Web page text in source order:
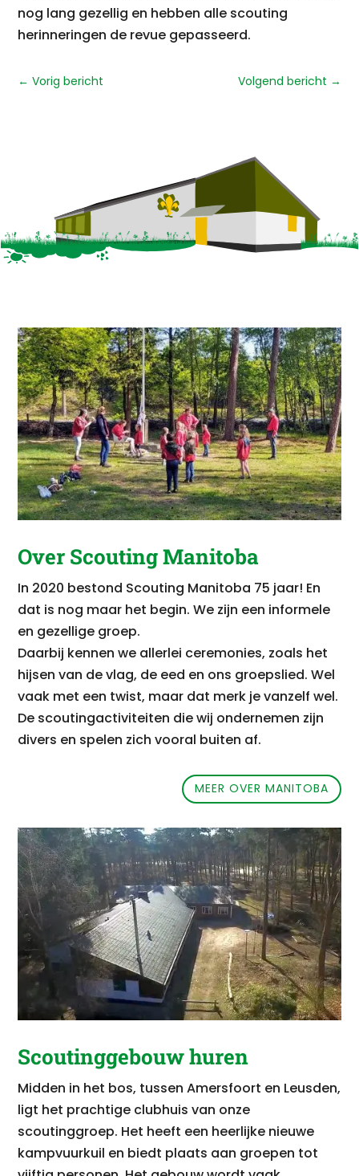
nog lang gezellig en hebben alle scouting
herinneringen de revue gepasseerd.
←Vorig bericht Volgend bericht →
Over Scouting Manitoba
In 2020 bestond Scouting Manitoba 75 jaar! En
dat is nog maar het begin.We zijn een informele
en gezellige groep.
Daarbij kennen we allerlei ceremonies, zoals het
hijsen van de vlag, de eed en ons groepslied.Wel
vaak met een twist, maar dat merk je vanzelf wel.
De scoutingactiviteiten die wij ondernemen zijn
divers en spelen zich vooral buiten af.
MEER OVER MANITOBA
Scoutinggebouw huren
Midden in het bos, tussen Amersfoort en Leusden,
ligt het prachtige clubhuis van onze
scoutinggroep. Het heeft een heerlijke nieuwe
kampvuurkuil en biedt plaats aan groepen tot